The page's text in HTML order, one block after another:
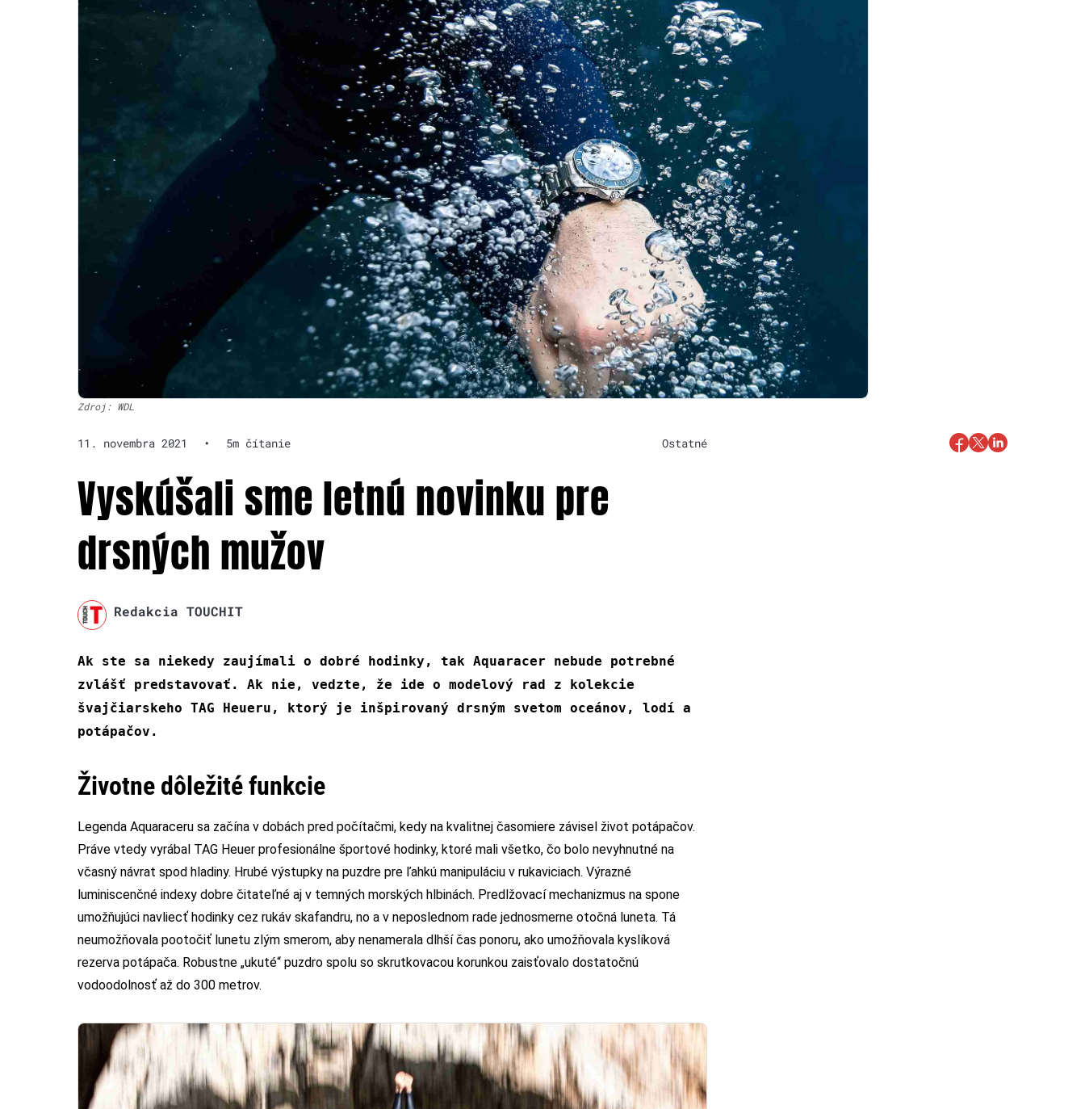
Zdroj: WDL
11. novembra 2021 • 5m čítanie Ostatné
Vyskúšali sme letnú novinku pre
drsných mužov
Redakcia TOUCHIT
Ak ste sa niekedy zaujímali o dobré hodinky, tak Aquaracer nebude potrebné
zvlášť predstavovať. Ak nie, vedzte, že ide o modelový rad z kolekcie
švajčiarskeho TAG Heueru, ktorý je inšpirovaný drsným svetom oceánov, lodí a
potápačov.
Životne dôležité funkcie
Legenda Aquaraceru sa začína v dobách pred počítačmi, kedy na kvalitnej časomiere závisel život potápačov.
Práve vtedy vyrábal TAG Heuer profesionálne športové hodinky, ktoré mali všetko, čo bolo nevyhnutné na
včasný návrat spod hladiny. Hrubé výstupky na puzdre pre ľahkú manipuláciu v rukaviciach. Výrazné
luminiscenčné indexy dobre čitateľné aj v temných morských hlbinách. Predlžovací mechanizmus na spone
umožňujúci navliecť hodinky cez rukáv skafandru, no a v neposlednom rade jednosmerne otočná luneta. Tá
neumožňovala pootočiť lunetu zlým smerom, aby nenamerala dlhší čas ponoru, ako umožňovala kyslíková
rezerva potápača. Robustne „ukuté“ puzdro spolu so skrutkovacou korunkou zaisťovalo dostatočnú
vodoodolnosť až do 300 metrov.